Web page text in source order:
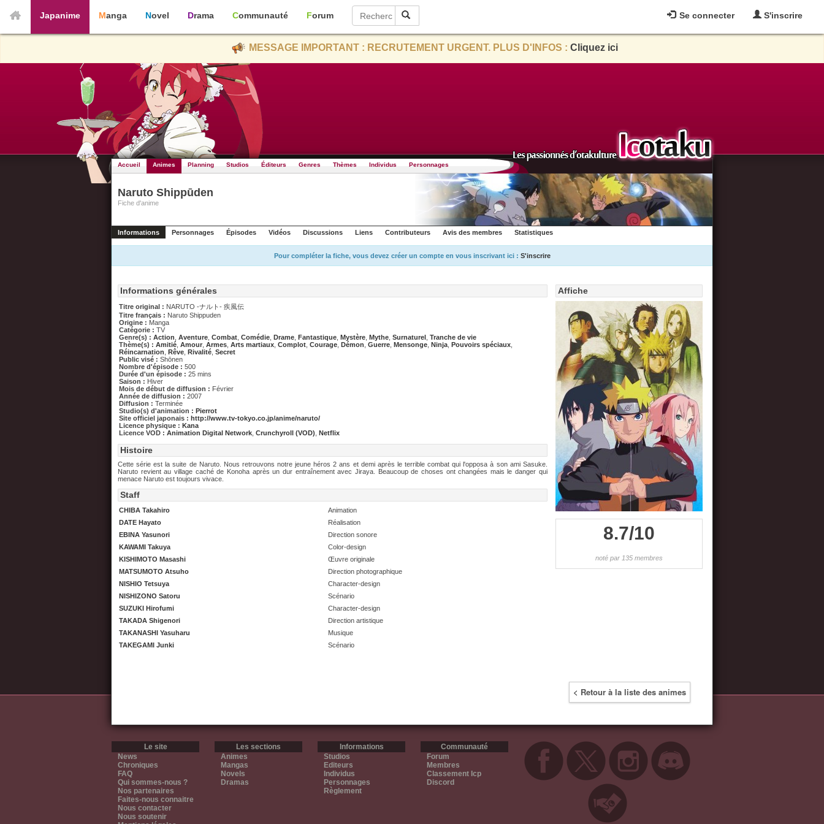
Se connecter S'inscrire
Japanime Manga Novel Drama Communauté Forum
MESSAGE IMPORTANT : RECRUTEMENT URGENT. PLUS D'INFOS : Cliquez ici
Accueil Animes Planning Studios Éditeurs Genres Thèmes Individus Personnages
Naruto Shippūden
Fiche d'anime
Informations Personnages Épisodes Vidéos Discussions Liens Contributeurs Avis des membres Statistiques
Pour compléter la fiche, vous devez créer un compte en vous inscrivant ici : S'inscrire
Affiche
8.7/10
noté par 135 membres
Informations générales
Titre original : NARUTO -ナルト- 疾風伝
Titre français : Naruto Shippuden
Origine : Manga
Catégorie : TV
Genre(s) : Action Aventure Combat Comédie Drame Fantastique Mystère Mythe Surnaturel Tranche de vie
Thème(s) : Amitié Amour Armes Arts martiaux Complot Courage Démon Guerre Mensonge Ninja Pouvoirs spéciaux
Réincarnation Rêve Rivalité Secret
Public visé : Shōnen
Nombre d'épisode : 500
Durée d'un épisode : 25 mins
Saison : Hiver
Mois de début de diffusion : Février
Année de diffusion : 2007
Diffusion : Terminée
Studio(s) d'animation : Pierrot
Site officiel japonais : http://www.tv-tokyo.co.jp/anime/naruto/
Licence physique : Kana
Licence VOD : Animation Digital Network Crunchyroll (VOD) Netflix
Histoire
Cette série est la suite de Naruto. Nous retrouvons notre jeune héros 2 ans et demi après le terrible combat qui l'opposa à son ami Sasuke.
Naruto revient au village caché de Konoha après un dur entraînement avec Jiraya. Beaucoup de choses ont changées mais le danger qui
menace Naruto est toujours vivace.
Staff
CHIBA Takahiro
Animation
DATE Hayato
Réalisation
EBINA Yasunori
Direction sonore
KAWAMI Takuya
Color-design
KISHIMOTO Masashi
Œuvre originale
MATSUMOTO Atsuho
Direction photographique
NISHIO Tetsuya
Character-design
NISHIZONO Satoru
Scénario
SUZUKI Hirofumi
Character-design
TAKADA Shigenori
Direction artistique
TAKANASHI Yasuharu
Musique
TAKEGAMI Junki
Scénario
< Retour à la liste des animes
Le site
News
Chroniques
FAQ
Qui sommes-nous ?
Nos partenaires
Faites-nous connaitre
Nous contacter
Nous soutenir
Les sections
Animes
Mangas
Novels
Dramas
Informations
Studios
Editeurs
Individus
Personnages
Règlement
Communauté
Forum
Membres
Classement Icp
Discord